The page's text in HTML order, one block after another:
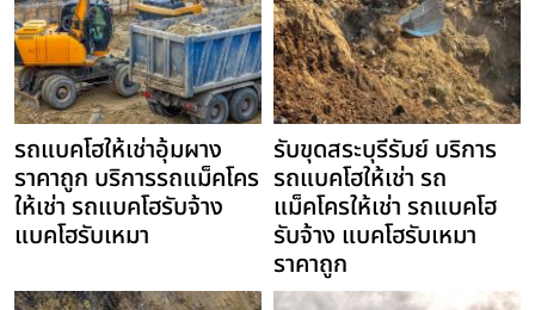
รถแบคโฮให้เช่าอุ้มผาง
ราคาถูก บริการรถแม็คโคร
ให้เช่า รถแบคโฮรับจ้าง
แบคโฮรับเหมา
รับขุดสระบุรีรัมย์ บริการ
รถแบคโฮให้เช่า รถ
แม็คโครให้เช่า รถแบคโฮ
รับจ้าง แบคโฮรับเหมา
ราคาถูก